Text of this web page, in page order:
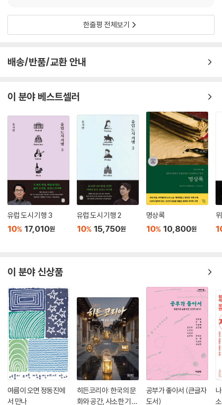
것이다. 참신한 생각은 밤에 잠들 때 또는 잠에서 깨어나기 시작할 때 떠오
르곤 한다. 이 찰나의 순간에 직관을 포착하고 그것을 평가하여 진정한 선
이렇듯 낮은 지각지능은 수많은 방식으로 우리의 삶을 왜곡하고, 심지어
무엇보다 중요하다. 브라이언 박사가 직접 개발한 ‘PI 평가법’(제16장)은
각각의 문항이 흥미로울 뿐만 아니라 누구나 쉽게 수행할 수 있다. 또한 지
각지능을 촉진하는 네 가지 요소인 직관, 비판적 사고, 개인적 사고, 감정
으로 나누어 문항별로 자세한 해설까지 덧붙였다.
한줄평 전체보기
배송/반품/교환 안내
이 분야 베스트셀러
유럽 도시 기행 3
10% 17,010원
유럽 도시 기행 2
10% 15,750원
명상록
10% 10,800원
이 분야 신상품
여름이 오면 정동진에
서 만나
히든코리아: 한국의 문
화와 공간, 사소한 기적
공부가 좋아서 (큰글자
도서)